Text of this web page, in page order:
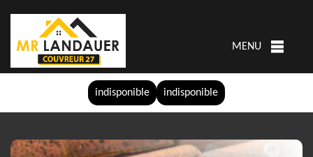
indisponible indisponible
MENU